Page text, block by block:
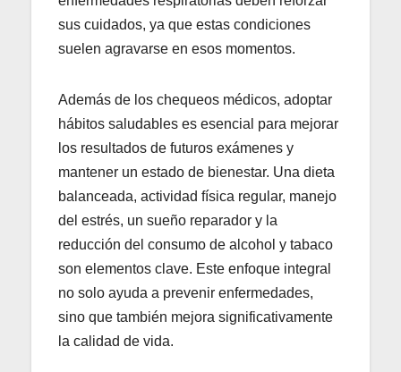
sus cuidados, ya que estas condiciones
suelen agravarse en esos momentos.
Además de los chequeos médicos, adoptar
hábitos saludables es esencial para mejorar
los resultados de futuros exámenes y
mantener un estado de bienestar. Una dieta
balanceada, actividad física regular, manejo
del estrés, un sueño reparador y la
reducción del consumo de alcohol y tabaco
son elementos clave. Este enfoque integral
no solo ayuda a prevenir enfermedades,
sino que también mejora significativamente
la calidad de vida.